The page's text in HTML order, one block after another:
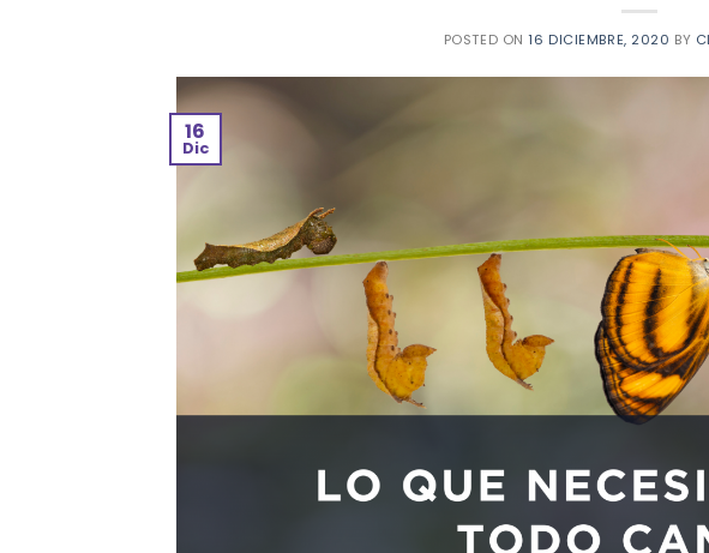
POSTED ON16 DICIEMBRE, 2020 BY
16
Dic